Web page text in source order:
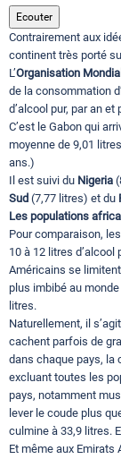
Contact
Ecouter
Contrairement aux
continent très porté
L’Organisation
de la consommation
d’alcool pur, par an
C’est le Gabon qui
moyenne de 9,01
ans.)
Il est suivi du Nigeria
Sud (7,77 litres) et du
Les populations
Pour comparaison,
10 à 12 litres d’alcool
Américains se
plus imbibé au
litres.
Naturellement, il
cachent parfois de
dans chaque pays, la
excluant toutes les
pays, notamment
lever le coude plus
culmine à 33,9 litres.
Et même aux Emirats